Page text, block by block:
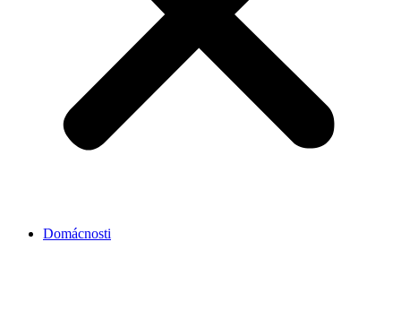
Domácnosti